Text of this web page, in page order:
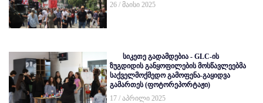
26 / მაისი 2025
სიკეთე გადამდებია - GLC-ის
ზუგდიდის განყოფილების მოსწავლეებმა
საქველმოქმედო გამოფენა-გაყიდვა
გამართეს (ფოტორეპორტაჟი)
17 / აპრილი 2025